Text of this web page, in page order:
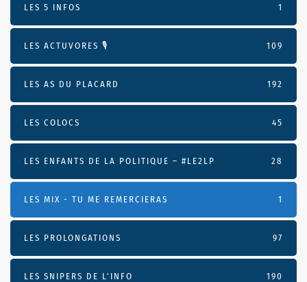
LES 5 INFOS 1
LES ACTUVORES 🎙 109
LES AS DU PLACARD 192
LES COLOCS 45
LES ENFANTS DE LA POLITIQUE – #LE2LP 28
LES MIX - TU ME REMERCIERAS 1
LES PROLONGATIONS 97
LES SNIPERS DE L’INFO 190